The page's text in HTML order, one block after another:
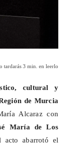
tardarás 3 min. en leerlo
cultural y
de Murcia
Alcaraz con
María de Los
acto abarrotó el